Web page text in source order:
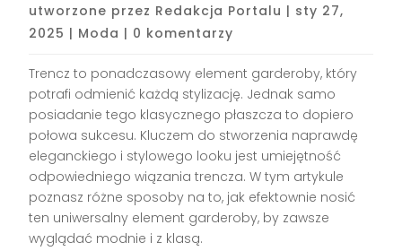
utworzone przez Redakcja Portalu | sty 27,
2025 | Moda | 0 komentarzy
Trencz to ponadczasowy element garderoby, który
potrafi odmienić każdą stylizację. Jednak samo
posiadanie tego klasycznego płaszcza to dopiero
połowa sukcesu. Kluczem do stworzenia naprawdę
eleganckiego i stylowego looku jest umiejętność
odpowiedniego wiązania trencza. W tym artykule
poznasz różne sposoby na to, jak efektownie nosić
ten uniwersalny element garderoby, by zawsze
wyglądać modnie i z klasą.